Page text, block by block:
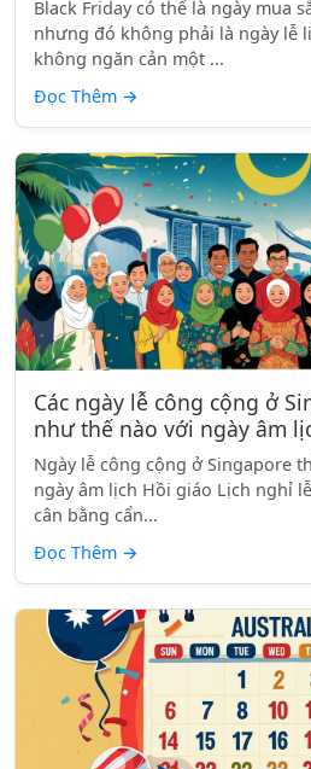
Black Friday có thể là ngày mua
nhưng đó không phải là ngày lễ
không ngăn cản một ...
Đọc Thêm →
Các ngày lễ công cộng ở
như thế nào với ngày âm
Ngày lễ công cộng ở Singapore
ngày âm lịch Hồi giáo Lịch nghỉ
cân bằng cẩn...
Đọc Thêm →